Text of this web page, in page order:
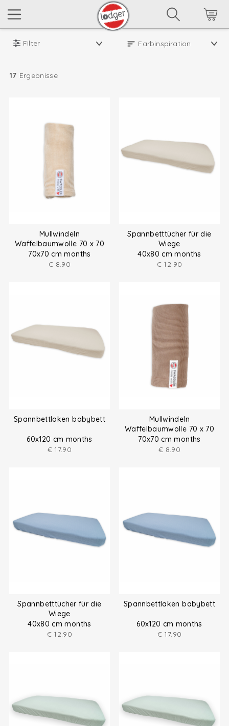
Filter
17 Ergebnisse
Mullwindeln
Waffelbaumwolle 70 x 70
cm
70x70 cm months
€ 8.90
Spannbetttücher für die
Wiege
40x80 cm months
€ 12.90
Spannbettlaken babybett
60x120 cm months
€ 17.90
Mullwindeln
Waffelbaumwolle 70 x 70
cm
70x70 cm months
€ 8.90
Spannbetttücher für die
Wiege
40x80 cm months
€ 12.90
Spannbettlaken babybett
60x120 cm months
€ 17.90